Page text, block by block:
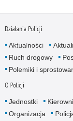
Działania Policji
Aktualności
Ruch drogowy
Polemiki i
O Policji
Jednostki
Organizacja